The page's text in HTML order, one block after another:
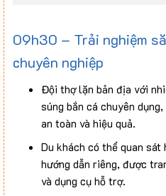
09h30 – Trải nghiệm
chuyên nghiệp
Đội thợ lặn bản địa với
súng bắn cá chuyên
an toàn và hiệu quả.
Du khách có thể quan
hướng dẫn riêng, được
và dụng cụ hỗ trợ.